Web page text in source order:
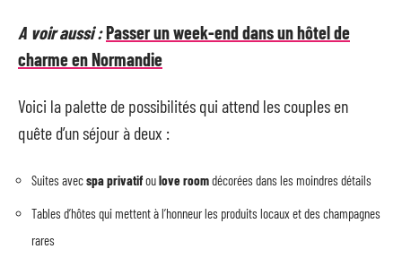
A voir aussi :Passer un week-end dans un hôtel de
charme en Normandie
Voici la palette de possibilités qui attend les couples en
quête d’un séjour à deux :
Suites avecspa privatifoulove roomdécorées dans les moindres détails
Tables d’hôtes qui mettent à l’honneur les produits locaux et des champagnes
rares